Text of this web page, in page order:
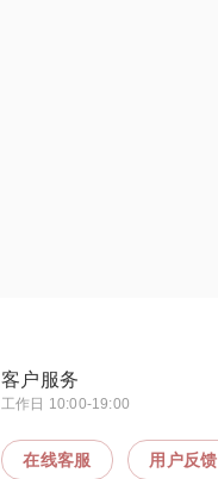
客户服务
工作日 10:00-19:00
在线客服 用户反馈